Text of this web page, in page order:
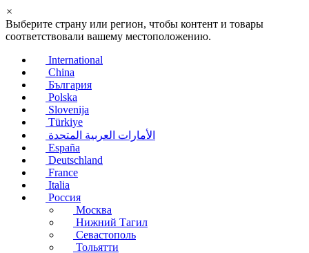
×
Выберите страну или регион, чтобы контент и товары
соответствовали вашему местоположению.
International
China
България
Polska
Slovenija
Türkiye
الأمارات العربية المتحدة
España
Deutschland
France
Italia
Россия
Москва
Нижний Тагил
Севастополь
Тольятти